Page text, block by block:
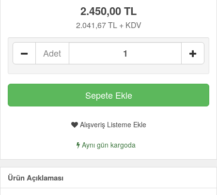
2.450,00 TL
2.041,67 TL + KDV
Adet
Alışveriş Listeme Ekle
Aynı gün kargoda
Ürün Açıklaması